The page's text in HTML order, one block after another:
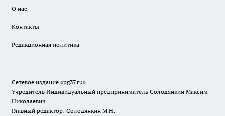
О нас
Контакты
Редакционная политика
Сетевое издание «pg37.ru»
Учредитель Индивидуальный предприниматель Солодянкин Максим
Николаевич
Главный редактор: Солодянкин М.Н.